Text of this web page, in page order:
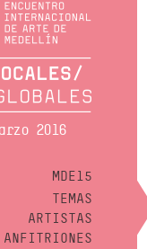
2016
MDE15
TEMAS
ARTISTAS